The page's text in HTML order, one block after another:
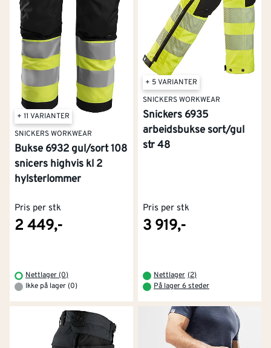
+ 11 VARIANTER
SNICKERS WORKWEAR
Bukse 6932 gul/sort 108
snicers highvis kl 2
hylsterlommer
Pris per stk
2 449,-
Nettlager (0)
Ikke på lager (0)
+ 5 VARIANTER
SNICKERS WORKWEAR
Snickers 6935
arbeidsbukse sort/gul
str 48
Pris per stk
3 919,-
Nettlager (2)
På lager 6 steder